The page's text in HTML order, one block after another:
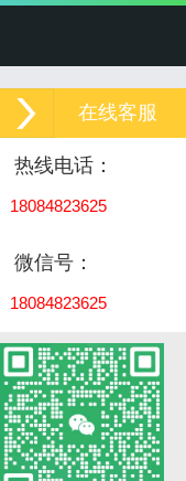
在线客服
热线电话：
18084823625
微信号：
18084823625